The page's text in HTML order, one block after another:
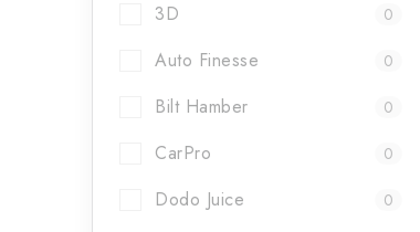
3D 0
Auto Finesse 0
Bilt Hamber 0
CarPro 0
Dodo Juice 0